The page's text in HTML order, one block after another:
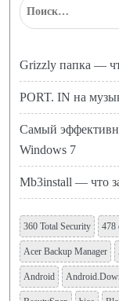
Grizzly папка —
PORT. IN на
Самый
Windows 7
Mb3install — что
360 Total Security 478
Acer Backup Manager
Android